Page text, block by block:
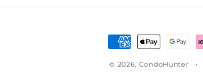
Metodi
di
© 2026, CondoHunter